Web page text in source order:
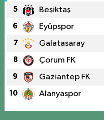
5 Beşiktaş
6 Eyüpspor
7 Galatasaray
8 Çorum FK
9 Gaziantep FK
10 Alanyaspor